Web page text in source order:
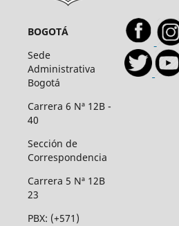
BOGOTÁ
Sede
Administrativa
Bogotá
Carrera 6 Nª 12B -
40
Sección de
Correspondencia
Carrera 5 Nª 12B
23
PBX: (+571)